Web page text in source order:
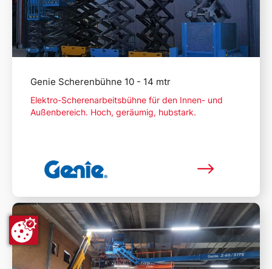
Genie Scherenbühne 10 - 14 mtr
Elektro-Scherenarbeitsbühne für den Innen- und
Außenbereich. Hoch, geräumig, hubstark.
Mehr lesen